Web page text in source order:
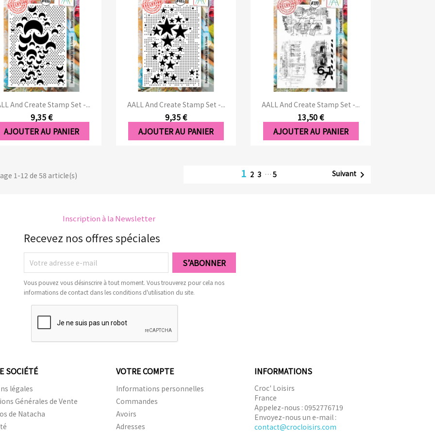
And Create Stamp Set -...
9,35 €
AJOUTER AU PANIER
Aperçu rapide AALL And Create Stamp Set -...
9,35 €
AJOUTER AU PANIER
Aperçu rapide AALL And Create Stamp Set -...
13,50 €
AJOUTER AU PANIER
Aperçu rapide
1-12 de 58 article(s) 1 2 3 … 5 Suivant
Inscription à la Newsletter
Recevez nos offres spéciales
Vous pouvez vous désinscrire à tout moment. Vous trouverez pour cela nos
informations de contact dans les conditions d'utilisation du site.
SOCIÉTÉ
légales
Générales de Vente
de Natacha
VOTRE COMPTE
Informations personnelles
Commandes
Avoirs
Adresses
INFORMATIONS
Croc' Loisirs
France
Appelez-nous : 0952776719
Envoyez-nous un e-mail :
contact@crocloisirs.com